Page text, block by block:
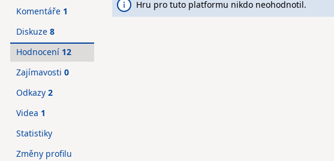
Hru pro tuto platformu nikdo neohodnotil.
Komentáře 1
Diskuze 8
Hodnocení 12
Zajímavosti 0
Odkazy 2
Videa 1
Statistiky
Změny profilu